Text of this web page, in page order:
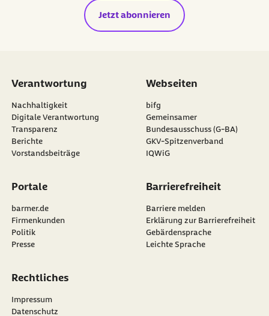
Jetzt abonnieren
Verantwortung
Nachhaltigkeit
Digitale Verantwortung
Transparenz
Berichte
Vorstandsbeiträge
Webseiten
externer Link:
bifg
externer Link:
Gemeinsamer
Bundesausschuss (G-BA)
externer Link:
GKV-Spitzenverband
externer Link:
IQWiG
Portale
barmer.de
Firmenkunden
Politik
Presse
Barrierefreiheit
Barriere melden
Erklärung zur Barrierefreiheit
Gebärdensprache
Leichte Sprache
Rechtliches
Impressum
Datenschutz